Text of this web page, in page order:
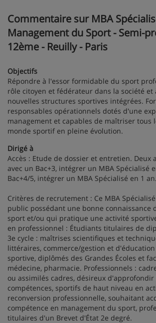
Commentaire sur MBA
Management du Sport - Semi-
12ème - Reuilly - Paris
Objectifs
Répondre à l'essor formidable du sport
rôle citoyen et fédérateur dans la société et
nouvelles structures sportives intégrées.
responsables opérationnels dotés d'une
management et capables de maîtriser tous
monde sportif en pleine évolution.
Dirigé à
Accès : Etude de dossier et entretien. Deux
avec un Bac+3, intégrer un MBA Spécialisé
Bac+4/5, intégrer un MBA Spécialisé en 1 an.
Critères de recrutement : Ce MBA
public possédant une bonne connaissance
sport et/ou qui pratique une activité
en professionnel : Étudiants titulaires de
3e cycle : maîtrises scientifiques et
littéraires, commerce/gestion et
sportive, diplômés des Grandes Écoles et
médecine, pharmacie. Professionnels :
ou assimilés cadres, désireux
compétences, sportifs de haut niveau en
reconversion professionnelle, souhaitant
compétence en management du sport,
titulaires d'un Brevet d'État 2e degré.